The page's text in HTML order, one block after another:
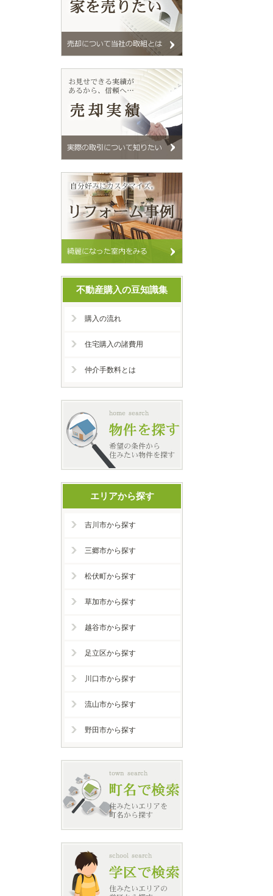
不動産購入の豆知識集
購入の流れ
住宅購入の諸費用
仲介手数料とは
エリアから探す
吉川市から探す
三郷市から探す
松伏町から探す
草加市から探す
越谷市から探す
足立区から探す
川口市から探す
流山市から探す
野田市から探す